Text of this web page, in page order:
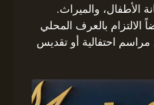
الأطفال، والميراث.
الالتزام بالعرف المحلي
احتفالية أو تقديس